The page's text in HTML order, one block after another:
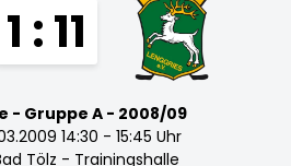
1 : 11
- Gruppe A - 2008/09
14:30 - 15:45 Uhr
Tölz - Trainingshalle